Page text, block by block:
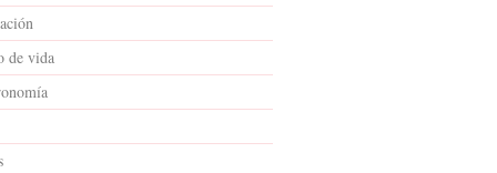
de vida